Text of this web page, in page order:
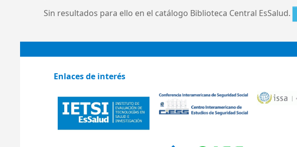
Sin resultados para ello en el catálogo Biblioteca Central EsSalud.
Enlaces de interés